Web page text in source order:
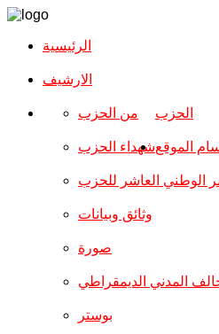
الرئيسية
الارشیف
الحزب من الحزب
شهداء الحزب
الوطني العاشر للحزب
وثائق وبيانات
الموقع
صورة
المدني الديمقراطي
بوستر